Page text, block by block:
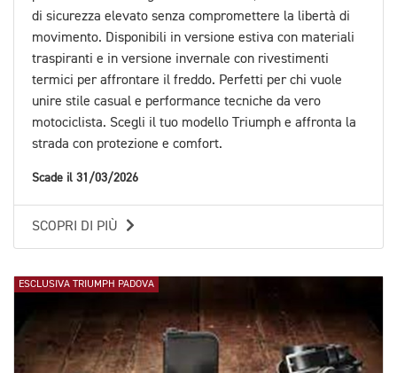
di sicurezza elevato senza compromettere la libertà di
movimento. Disponibili in versione estiva con materiali
traspiranti e in versione invernale con rivestimenti
termici per affrontare il freddo. Perfetti per chi vuole
unire stile casual e performance tecniche da vero
motociclista. Scegli il tuo modello Triumph e affronta la
strada con protezione e comfort.
Scade il 31/03/2026
SCOPRI DI PIÙ
ESCLUSIVA TRIUMPH PADOVA